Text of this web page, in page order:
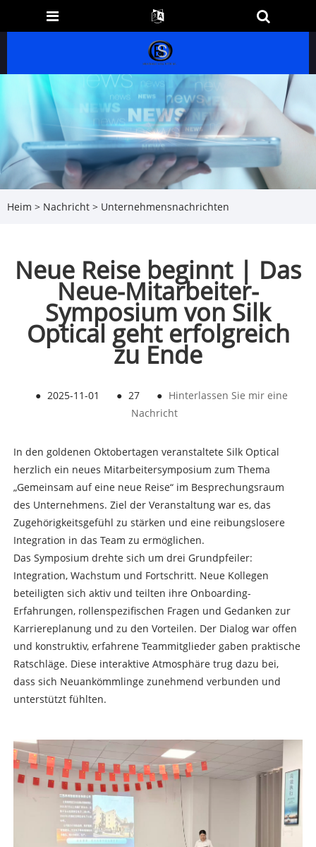
Heim > Nachricht > Unternehmensnachrichten
Neue Reise beginnt | Das
Neue-Mitarbeiter-
Symposium von Silk
Optical geht erfolgreich
zu Ende
● 2025-11-01 ● 27 ● Hinterlassen Sie mir eine
Nachricht
In den goldenen Oktobertagen veranstaltete Silk Optical
herzlich ein neues Mitarbeitersymposium zum Thema
„Gemeinsam auf eine neue Reise“ im Besprechungsraum
des Unternehmens. Ziel der Veranstaltung war es, das
Zugehörigkeitsgefühl zu stärken und eine reibungslosere
Integration in das Team zu ermöglichen.
Das Symposium drehte sich um drei Grundpfeiler:
Integration, Wachstum und Fortschritt. Neue Kollegen
beteiligten sich aktiv und teilten ihre Onboarding-
Erfahrungen, rollenspezifischen Fragen und Gedanken zur
Karriereplanung und zu den Vorteilen. Der Dialog war offen
und konstruktiv, erfahrene Teammitglieder gaben praktische
Ratschläge. Diese interaktive Atmosphäre trug dazu bei,
dass sich Neuankömmlinge zunehmend verbunden und
unterstützt fühlten.